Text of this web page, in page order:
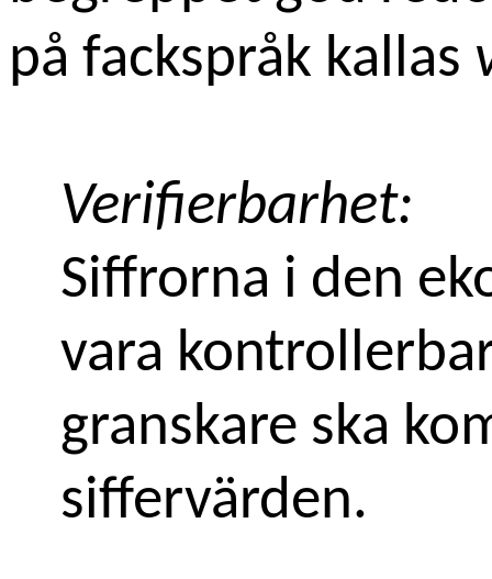
på fackspråk kallas
Verifierbarhet:
Siffrorna i den
vara
granskare ska
siffervärden.